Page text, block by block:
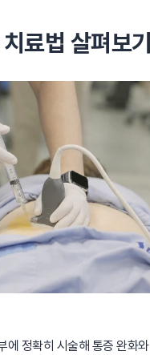
료법 살펴보기
에 정확히 시술해 통증 완화와